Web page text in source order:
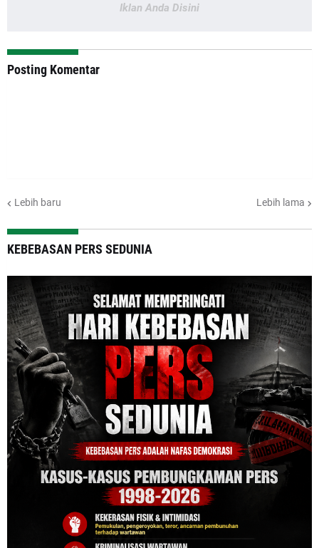
Iklan Anda Disini
Posting Komentar
Lebih baru Lebih lama
KEBEBASAN PERS SEDUNIA